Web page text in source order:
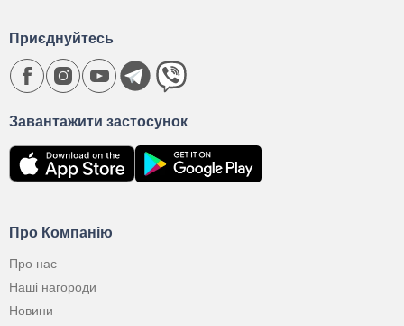
Про Компанію
Про нас
Наші нагороди
Новини
Завантажити застосунок
Приєднуйтесь